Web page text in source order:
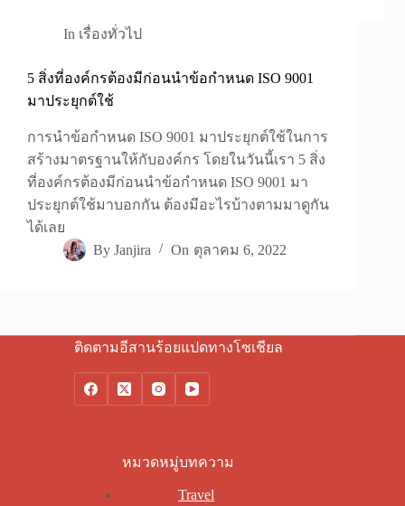
In เรื่องทั่วไป
5 สิ่งที่องค์กรต้องมีก่อนนำข้อกำหนด ISO 9001
มาประยุกต์ใช้
การนำข้อกำหนด ISO 9001 มาประยุกต์ใช้ในการ
สร้างมาตรฐานให้กับองค์กร โดยในวันนี้เรา 5 สิ่ง
ที่องค์กรต้องมีก่อนนำข้อกำหนด ISO 9001 มา
ประยุกต์ใช้มาบอกกัน ต้องมีอะไรบ้างตามมาดูกัน
ได้เลย
By Janjira On ตุลาคม 6, 2022
ติดตามอีสานร้อยแปดทางโซเชียล
หมวดหมู่บทความ
Travel